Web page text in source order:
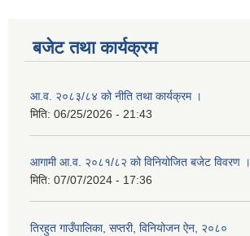
बजेट तथा कार्यक्रम
आ.व. २०८३/८४ को नीति तथा कार्यक्रम ।
मिति: 06/25/2026 - 21:43
आगामी आ.व. २०८१/८२ को विनियोजित बजेट विवरण ।
मिति: 07/07/2024 - 17:36
तिरहुत गाउँपालिका, सप्तरी, विनियोजन ऐन, २०८०